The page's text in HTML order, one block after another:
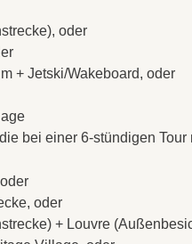
oder
+ Jetski/Wakeboard, oder
bei einer 6-stündigen
oder
+ Louvre